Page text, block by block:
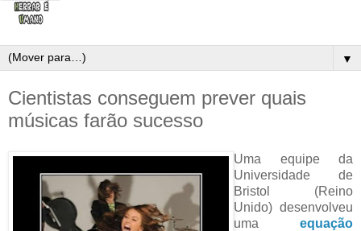
▼
Cientistas conseguem prever quais
músicas farão sucesso
Uma equipe da
Universidade de
Bristol (Reino
Unido) desenvolveu
uma equação